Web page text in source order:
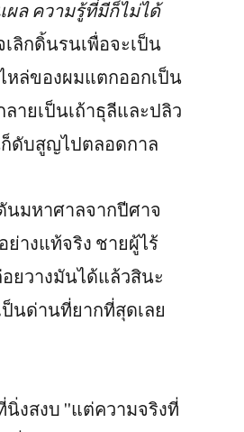
ล ความรู้ที่มีก็ไม่ได้
ลิกดิ้นรนเพื่อจะเป็น
หล่ของผมแตกออกเป็น
ายเป็นเถ้าธุลีและปลิว
ก็ดับสูญไปตลอดกาล
นมหาศาลจากปีศาจ
ย่างแท้จริง ชายผู้ไร้
ยวางมันได้แล้วสินะ
ป็นด่านที่ยากที่สุดเลย
งสงบ "แต่ความจริงที่